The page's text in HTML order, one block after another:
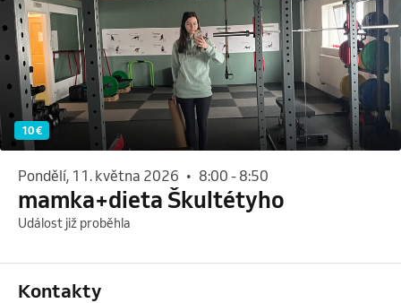
10 €
pondělí, 11. května 2026 • 8:00 - 8:50
mamka+dieta Škultétyho
Událost již proběhla
Kontakty